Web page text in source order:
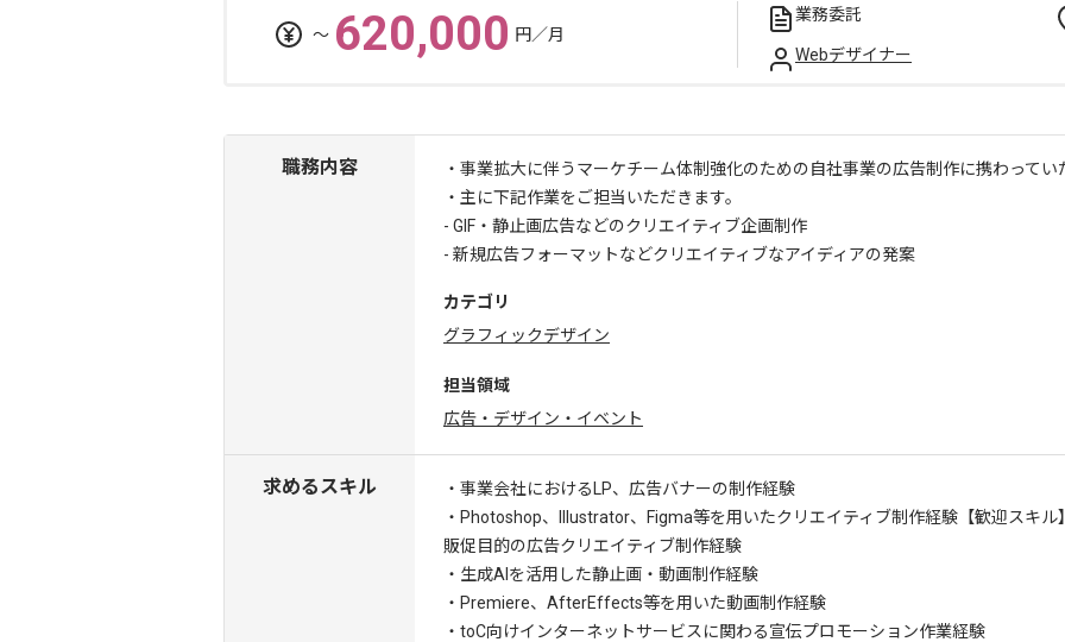
〜 620,000 円／月
業務委託
Webデザイナー
職務内容
・事業拡大に伴うマーケチーム体制強化のための自社事業の広告制作に携わってい
・主に下記作業をご担当いただきます。
- GIF・静止画広告などのクリエイティブ企画制作
- 新規広告フォーマットなどクリエイティブなアイディアの発案
カテゴリ
グラフィックデザイン
担当領域
広告・デザイン・イベント
求めるスキル
・事業会社におけるLP、広告バナーの制作経験
・Photoshop、Illustrator、Figma等を用いたクリエイティブ制作経験 【歓迎スキ
販促目的の広告クリエイティブ制作経験
・生成AIを活用した静止画・動画制作経験
・Premiere、AfterEffects等を用いた動画制作経験
・toC向けインターネットサービスに関わる宣伝プロモーション作業経験